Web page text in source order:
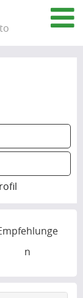
n